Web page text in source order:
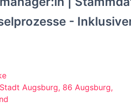
-
Augsburg, 86 Augsburg,